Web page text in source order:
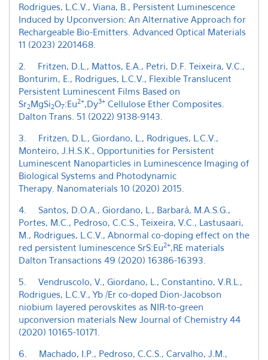
Rodrigues, L.C.V., Viana, B., Persistent Luminescence
Induced by Upconversion: An Alternative Approach for
Rechargeable Bio-Emitters. Advanced Optical Materials
11 (2023) 2201468.
2. Fritzen, D.L., Mattos, E.A., Petri, D.F. Teixeira, V.C.,
Bonturim, E., Rodrigues, L.C.V., Flexible Translucent
Persistent Luminescent Films Based on
Sr2MgSi2O7:Eu2+,Dy3+ Cellulose Ether Composites.
Dalton Trans. 51 (2022) 9138-9143.
3. Fritzen, D.L., Giordano, L., Rodrigues, L.C.V.,
Monteiro, J.H.S.K., Opportunities for Persistent
Luminescent Nanoparticles in Luminescence Imaging of
Biological Systems and Photodynamic
Therapy. Nanomaterials 10 (2020) 2015.
4. Santos, D.O.A., Giordano, L., Barbará, M.A.S.G.,
Portes, M.C., Pedroso, C.C.S., Teixeira, V.C., Lastusaari,
M., Rodrigues, L.C.V., Abnormal co-doping effect on the
red persistent luminescence SrS:Eu2+,RE materials
Dalton Transactions 49 (2020) 16386-16393.
5. Vendruscolo, V., Giordano, L., Constantino, V.R.L.,
Rodrigues, L.C.V., Yb /Er co-doped Dion-Jacobson
niobium layered perovskites as NIR-to-green
upconversion materials New Journal of Chemistry 44
(2020) 10165-10171.
6. Machado, I.P., Pedroso, C.C.S., Carvalho, J.M.,